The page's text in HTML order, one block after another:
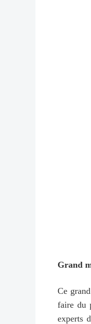
Grand
Ce
faire du
experts